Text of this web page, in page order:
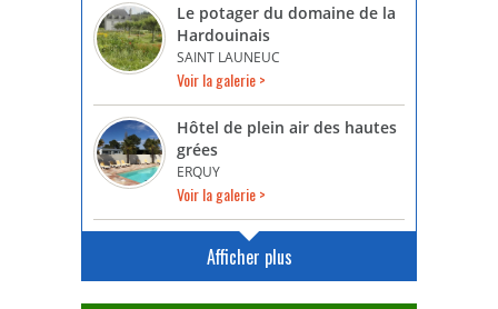
Le potager du domaine de la
Hardouinais
SAINT LAUNEUC
Voir la galerie >
Hôtel de plein air des hautes
grées
ERQUY
Voir la galerie >
Afficher plus